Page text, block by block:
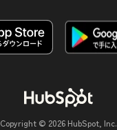
Copyright © 2026 HubSpot, Inc.